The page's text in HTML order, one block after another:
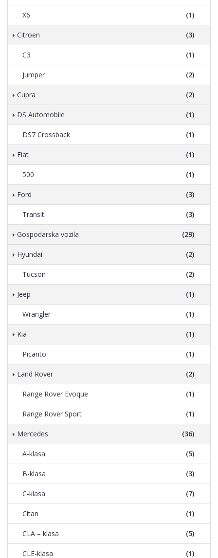
X6 (1)
Citroen (3)
C3 (1)
Jumper (2)
Cupra (2)
DS Automobile (1)
DS7 Crossback (1)
Fiat (1)
500 (1)
Ford (3)
Transit (3)
Gospodarska vozila (29)
Hyundai (2)
Tucson (2)
Jeep (1)
Wrangler (1)
Kia (1)
Picanto (1)
Land Rover (2)
Range Rover Evoque (1)
Range Rover Sport (1)
Mercedes (36)
A-klasa (5)
B-klasa (3)
C-klasa (7)
Citan (1)
CLA – klasa (5)
CLE-klasa (1)